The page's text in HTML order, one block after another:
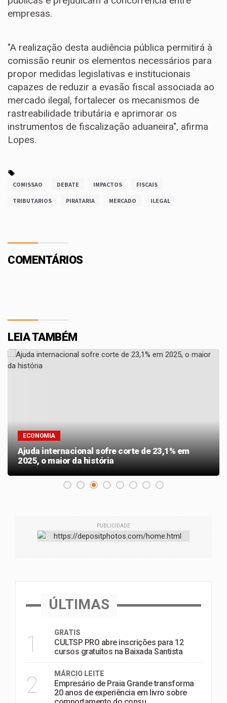
empresas.
"A realização desta audiência pública permitirá à
comissão reunir os elementos necessários para
propor medidas legislativas e institucionais
capazes de reduzir a evasão fiscal associada ao
mercado ilegal, fortalecer os mecanismos de
rastreabilidade tributária e aprimorar os
instrumentos de fiscalização aduaneira", afirma
Lopes.
COMISSAO DEBATE IMPACTOS FISCAIS
TRIBUTARIOS PIRATARIA MERCADO ILEGAL
COMENTÁRIOS
LEIA TAMBÉM
ECONOMIA
Ajuda internacional sofre corte de 23,1% em
2025, o maior da história
PUBLICIDADE
ÚLTIMAS
1 GRATIS
CULTSP PRO abre inscrições para 12
cursos gratuitos na Baixada Santista
2 MÁRCIO LEITE
Empresário de Praia Grande transforma
20 anos de experiência em livro sobre